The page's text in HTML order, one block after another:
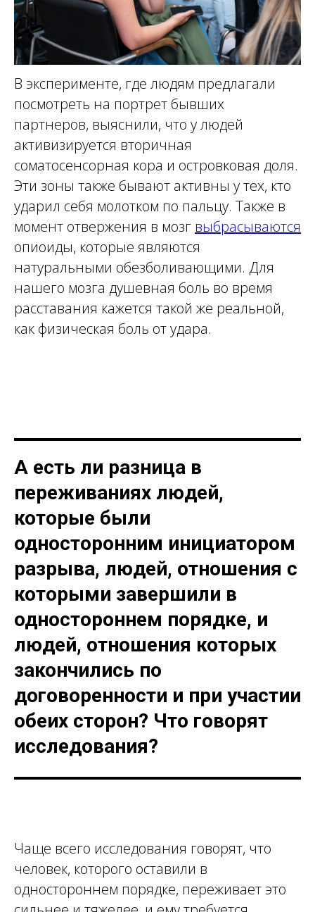
В эксперименте, где людям предлагали
посмотреть на портрет бывших
партнеров, выяснили, что у людей
активизируется вторичная
соматосенсорная кора и островковая доля.
Эти зоны также бывают активны у тех, кто
ударил себя молотком по пальцу. Также в
момент отвержения в мозг выбрасываются
опиоиды, которые являются
натуральными обезболивающими. Для
нашего мозга душевная боль во время
расставания кажется такой же реальной,
как физическая боль от удара.
А есть ли разница в
переживаниях людей,
которые были
односторонним инициатором
разрыва, людей, отношения с
которыми завершили в
одностороннем порядке, и
людей, отношения которых
закончились по
договоренности и при участии
обеих сторон? Что говорят
исследования?
Чаще всего исследования говорят, что
человек, которого оставили в
одностороннем порядке, переживает это